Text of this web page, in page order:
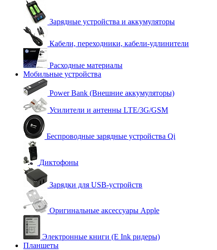
Зарядные устройства и аккумуляторы
Кабели, переходники, кабели-удлинители
Расходные материалы
Мобильные устройства
Power Bank (Внешние аккумуляторы)
Усилители и антенны LTE/3G/GSM
Беспроводные зарядные устройства Qi
Диктофоны
Зарядки для USB-устройств
Оригинальные аксессуары Apple
Электронные книги (E Ink ридеры)
Планшеты